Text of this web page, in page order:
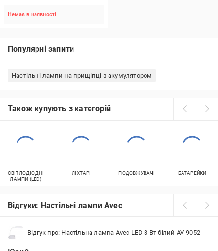
Немає в наявності
Популярні запити
Настільні лампи на прищіпці з акумулятором
Також купують з категорій
СВІТЛОДІОДНІ
ЛАМПИ (LED)
ЛІХТАРІ ПОДОВЖУВАЧІ БАТАРЕЙКИ
Відгуки: Настільні лампи Avec
Відгук про: Настільна лампа Avec LED 3 Вт білий AV-9052